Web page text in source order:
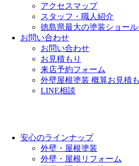
アクセスマップ
スタッフ・職人紹介
徳島県最大の塗装ショール
お問い合わせ
お問い合わせ
お見積もり
来店予約フォーム
外壁屋根塗装 概算お見積
LINE相談
安心のラインナップ
外壁・屋根塗装
外壁・屋根リフォーム